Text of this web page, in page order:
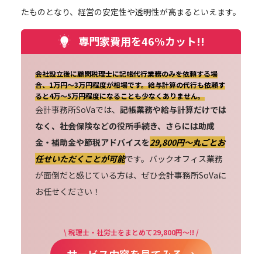
たものとなり、経営の安定性や透明性が高まるといえます。
専門家費用を46%カット!!
会社設立後に顧問税理士に記帳代行業務のみを依頼する場
合、1万円～3万円程度が相場です。給与計算の代行も依頼す
ると4万～5万円程度になることも少なくありません。
会計事務所SoVaでは、 記帳業務や給与計算だけでは
なく、社会保険などの役所手続き、さらには助成
金・補助金や節税アドバイスを29,800円〜丸ごとお
任せいただくことが可能です。バックオフィス業務
が面倒だと感じている方は、ぜひ会計事務所SoVaに
お任せください！
\ 税理士・社労士をまとめて29,800円～!! /